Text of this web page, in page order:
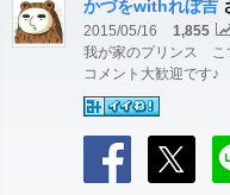
かづをwithれぼ吉
2015/05/16
1,855
我が家のプリンス こ
コメント大歓迎です♪